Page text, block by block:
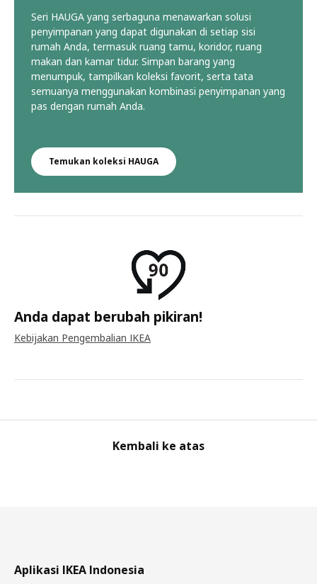
Seri HAUGA yang serbaguna menawarkan solusi
penyimpanan yang dapat digunakan di setiap sisi
rumah Anda, termasuk ruang tamu, koridor, ruang
makan dan kamar tidur. Simpan barang yang
menumpuk, tampilkan koleksi favorit, serta tata
semuanya menggunakan kombinasi penyimpanan yang
pas dengan rumah Anda. ​
Temukan koleksi HAUGA
Anda dapat berubah pikiran!
Kebijakan Pengembalian IKEA
Kembali ke atas
Aplikasi IKEA Indonesia